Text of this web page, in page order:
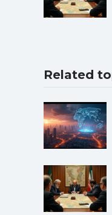
Related